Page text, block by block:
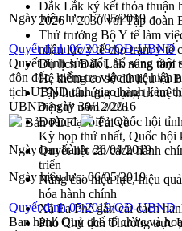
Đắk Lắk ký kết thỏa thuận
2026 – 2030 với Tập đoàn
Thứ trưởng Bộ Y tế làm
nhân lực y tế cho trạm y tế
Du lịch Đắk Lắk nâng tầm
Hệ thống cơ sở dữ liệu và
Tập huấn ứng dụng trí tuệ
điện tử năm 2026
Đoàn đại biểu Quốc hội
Kỳ họp thứ nhất, Quốc hội
Quyết liệt cải cách hành
triển
Nâng cao hiệu lực, hiệu
hóa hành chính
Xã Ea Phê gắn cải cách
Phó Chủ tịch Thường trực
Ngày hiệu lực:17/05/2019
Quyết định 06/2019/QĐ-UBND
Quyết định sửa đổi, bổ sung một
đôn đốc, kiểm tra việc thực hiện
tịch UBND tỉnh giao hành kèm
UBND ngày 30/12/2016
Bản PDF
Tải về
Ngày ban hành:26/04/2019
Ngày hiệu lực:06/05/2019
Quyết định 05/2019/QĐ-UBND
Ban hành Quy chế tổ chức và